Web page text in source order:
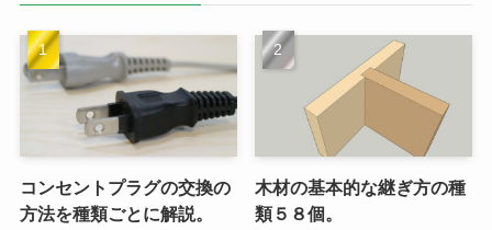
コンセントプラグの交換の
方法を種類ごとに解説。
木材の基本的な継ぎ方の種
類５８個。